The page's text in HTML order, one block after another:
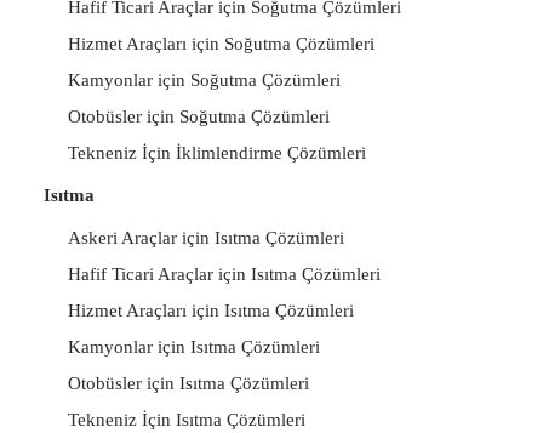
Hafif Ticari Araçlar için Soğutma Çözümleri
Hizmet Araçları için Soğutma Çözümleri
Kamyonlar için Soğutma Çözümleri
Otobüsler için Soğutma Çözümleri
Tekneniz İçin İklimlendirme Çözümleri
Isıtma
Askeri Araçlar için Isıtma Çözümleri
Hafif Ticari Araçlar için Isıtma Çözümleri
Hizmet Araçları için Isıtma Çözümleri
Kamyonlar için Isıtma Çözümleri
Otobüsler için Isıtma Çözümleri
Tekneniz İçin Isıtma Çözümleri